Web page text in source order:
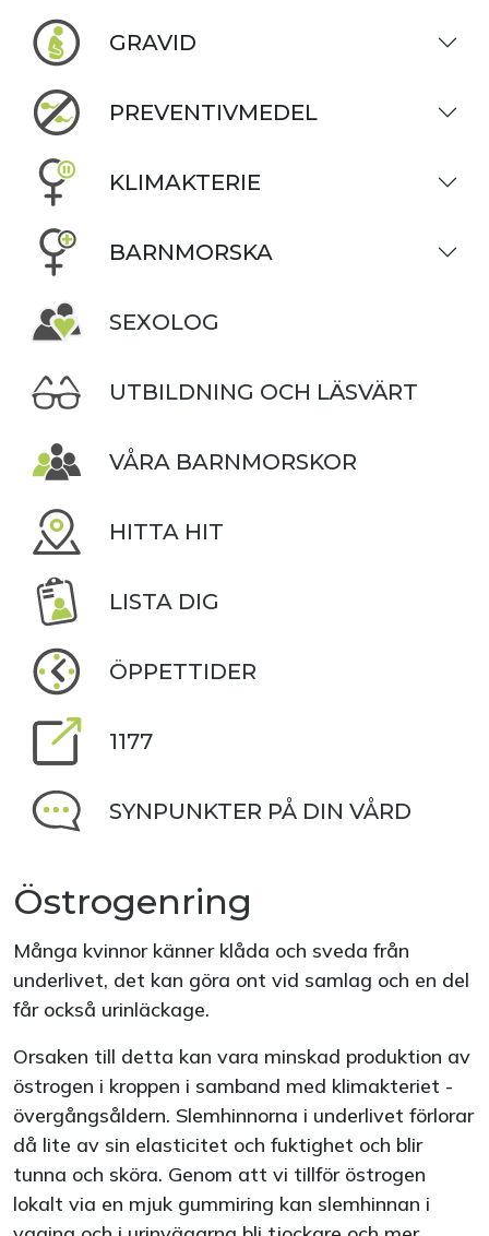
GRAVID
PREVENTIVMEDEL
KLIMAKTERIE
BARNMORSKA
SEXOLOG
UTBILDNING OCH LÄSVÄRT
VÅRA BARNMORSKOR
HITTA HIT
LISTA DIG
ÖPPETTIDER
1177
SYNPUNKTER PÅ DIN VÅRD
Östrogenring
Många kvinnor känner klåda och sveda från
underlivet, det kan göra ont vid samlag och en del
får också urinläckage.
Orsaken till detta kan vara minskad produktion av
östrogen i kroppen i samband med klimakteriet -
övergångsåldern. Slemhinnorna i underlivet förlorar
då lite av sin elasticitet och fuktighet och blir
tunna och sköra. Genom att vi tillför östrogen
lokalt via en mjuk gummiring kan slemhinnan i